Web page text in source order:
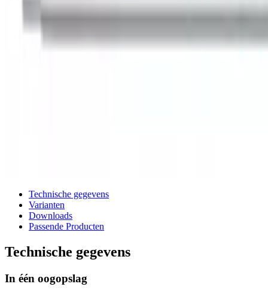
Technische gegevens
Varianten
Downloads
Passende Producten
Technische gegevens
In één oogopslag